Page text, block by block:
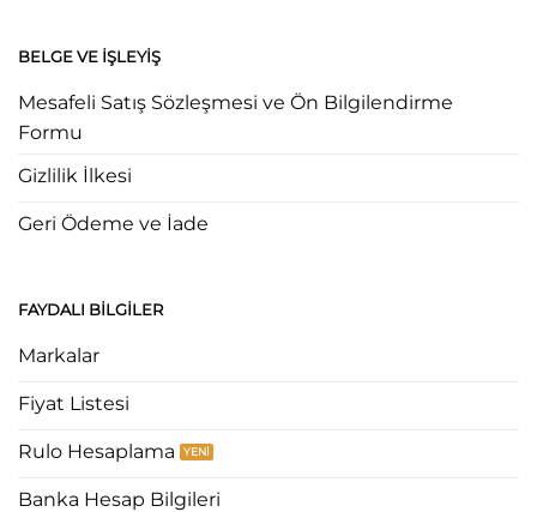
BELGE VE İŞLEYIŞ
Mesafeli Satış Sözleşmesi ve Ön Bilgilendirme
Formu
Gizlilik İlkesi
Geri Ödeme ve İade
FAYDALI BILGILER
Markalar
Fiyat Listesi
Rulo Hesaplama
Banka Hesap Bilgileri